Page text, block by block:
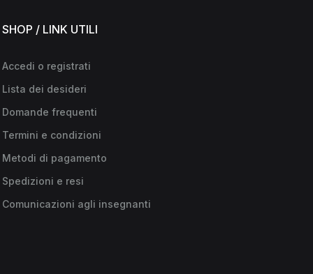
SHOP / LINK UTILI
Accedi o registrati
Lista dei desideri
Domande frequenti
Termini e condizioni
Metodi di pagamento
Spedizioni e resi
Comunicazioni agli insegnanti